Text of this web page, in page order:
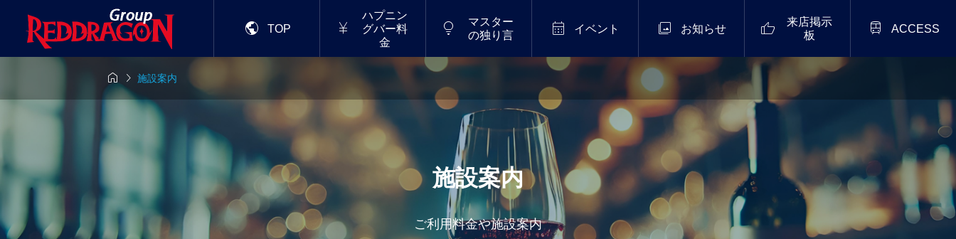
 TOP 
ハプニン
グバー料
金

マスター
の独り言
 イベント  お知らせ 
来店掲示
板
 ACCESS
  施設案内
施設案内
ご利用料金や施設案内